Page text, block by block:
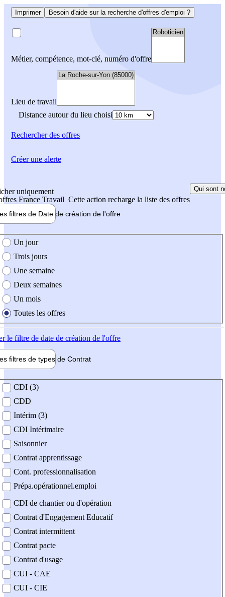
Imprimer Besoin d'aide sur la recherche d'offres d'emploi ?
Métier, compétence, mot-clé, numéro d'offre
Lieu de travail
Distance autour du lieu choisi
Rechercherdes offres
uniquement
France Travail Cette action recharge la liste des offres
Qui sont
filtres de Date de création de l'offre
création de l'offre
Un jour
Trois jours
Une semaine
Deux semaines
Un mois
Toutes les offres
le filtre de date de création de l'offre
filtres de types de Contrat
contrat
CDI (3)
CDD
Intérim (3)
CDI Intérimaire
Saisonnier
Contrat apprentissage
Cont. professionnalisation
Prépa.opérationnel.emploi
CDI de chantier ou d'opération
Contrat d'Engagement Educatif
Contrat intermittent
Contrat pacte
Contrat d'usage
CUI - CAE
CUI - CIE
Créer une alerte